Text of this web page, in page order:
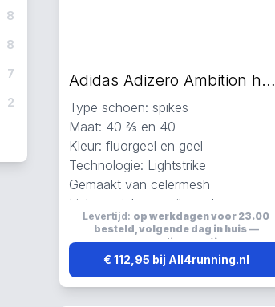
8
8
7
2
Adidas Adizero Ambition hardloopschoenen fluorgeel
Type schoen: spikes
Maat: 40 ⅔ en 40
Kleur: fluorgeel en geel
Technologie: Lightstrike
Gemaakt van celermesh
Lichtgewicht, ventilerend en
ademend
Levertijd: op werkdagen voor 23.00
besteld, volgende dag in huis—
verzending:gratis
€ 112,95 bij All4running.nl